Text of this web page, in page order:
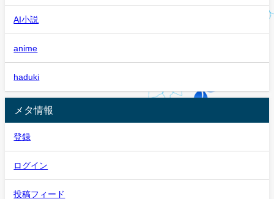
AI小説
anime
haduki
メタ情報
登録
ログイン
投稿フィード